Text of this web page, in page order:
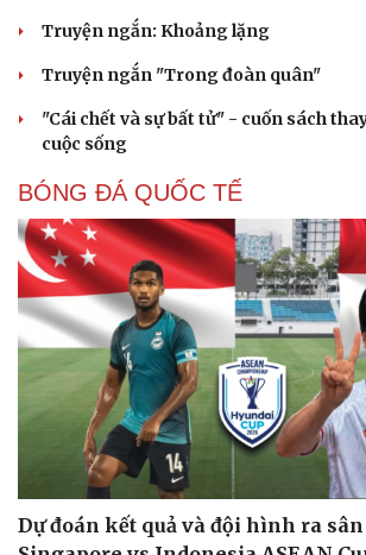
Truyện ngắn: Khoảng lặng
Truyện ngắn "Trong đoàn quân"
"Cái chết và sự bất tử" - cuốn sách
cuộc sống
BÓNG ĐÁ QUỐC TẾ
Dự đoán kết quả và đội hình ra